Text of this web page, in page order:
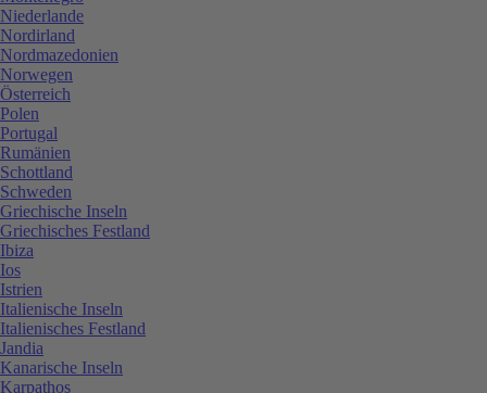
Niederlande
Nordirland
Nordmazedonien
Norwegen
Österreich
Polen
Portugal
Rumänien
Schottland
Schweden
Griechische Inseln
Griechisches Festland
Ibiza
Ios
Istrien
Italienische Inseln
Italienisches Festland
Jandia
Kanarische Inseln
Karpathos